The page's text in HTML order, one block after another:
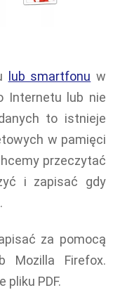
lub smartfonu w
Internetu lub nie
to istnieje
w pamięci
przeczytać
i zapisać gdy
za pomocą
Mozilla Firefox.
PDF.